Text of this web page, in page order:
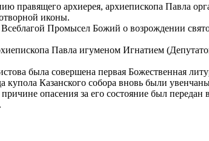
правящего архиерея, архиепископа Павла
иконы.
Промысел Божий о возрождении
Павла игуменом Игнатием
была совершена первая Божественная
купола Казанского собора вновь были
опасения за его состояние был